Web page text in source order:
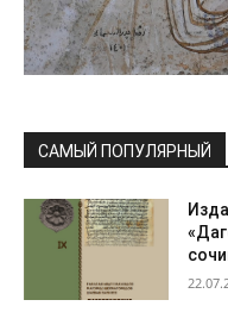
САМЫЙ ПОПУЛЯРНЫЙ